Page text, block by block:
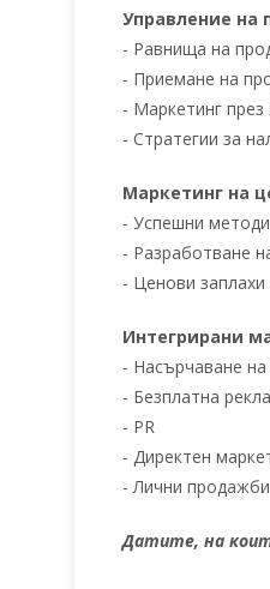
Управление на
- Равнища на
- Приемане на
- Маркетинг
- Стратегии за
Маркетинг на
- Успешни
- Разработване
- Ценови
Интегрирани
- Насърчаване
- Безплатна
- PR
- Директен
- Лични продажби
Датите, на